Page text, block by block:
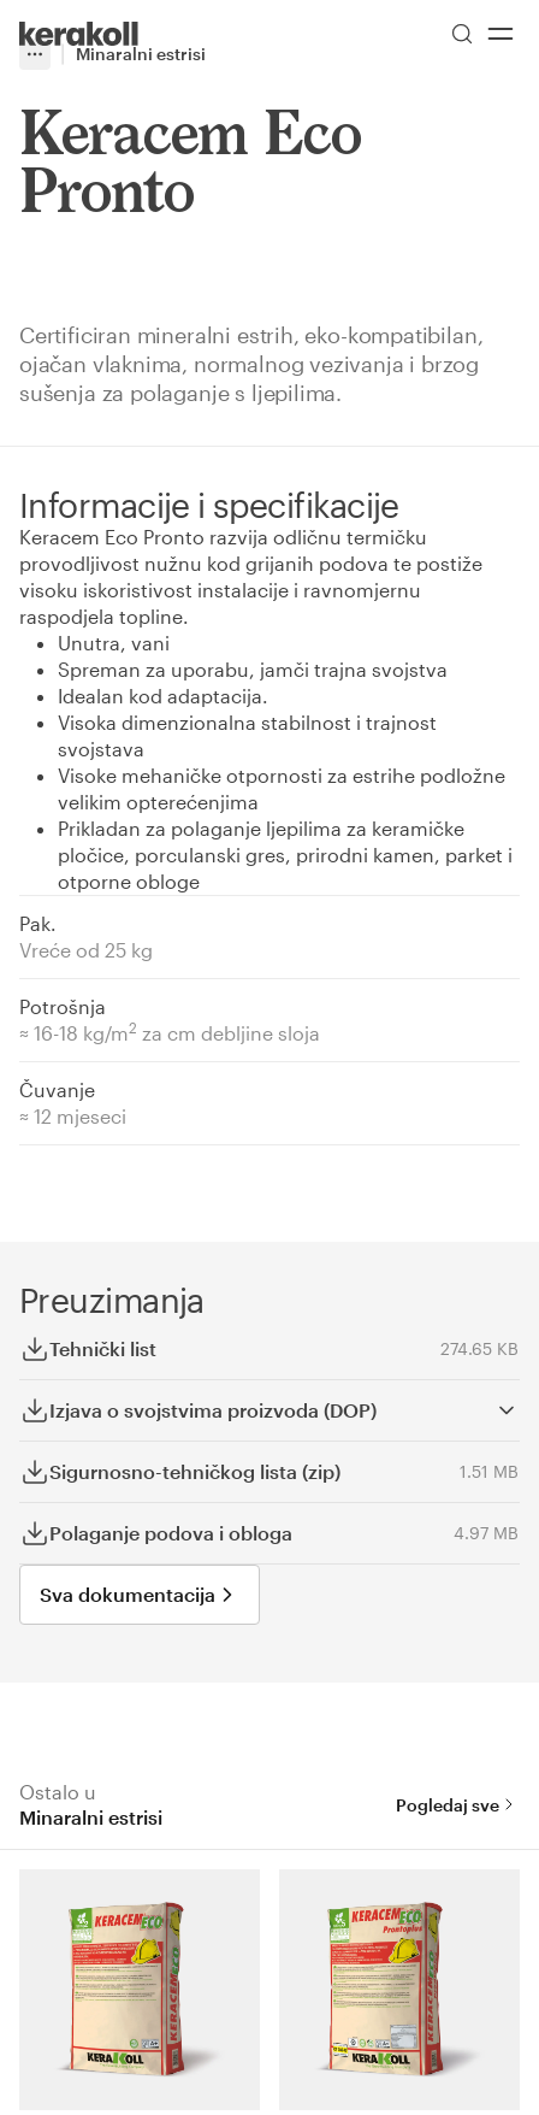
Go to Homepage
More
Toggle menu
Minaralni estrisi
Keracem Eco
Pronto
Certificiran mineralni estrih, eko-kompatibilan,
ojačan vlaknima, normalnog vezivanja i brzog
sušenja za polaganje s ljepilima.
Informacije i specifikacije
Keracem Eco Pronto razvija odličnu termičku
provodljivost nužnu kod grijanih podova te postiže
visoku iskoristivost instalacije i ravnomjernu
raspodjela topline.
Unutra, vani
Spreman za uporabu, jamči trajna svojstva
Idealan kod adaptacija.
Visoka dimenzionalna stabilnost i trajnost
svojstava
Visoke mehaničke otpornosti za estrihe podložne
velikim opterećenjima
Prikladan za polaganje ljepilima za keramičke
pločice, porculanski gres, prirodni kamen, parket i
otporne obloge
Pak.
Vreće od 25 kg
Potrošnja
≈ 16-18 kg/m2 za cm debljine sloja
Čuvanje
≈ 12 mjeseci
Preuzimanja
Tehnički list 274.65 KB
Izjava o svojstvima proizvoda (DOP)
Sigurnosno-tehničkog lista (zip) 1.51 MB
Polaganje podova i obloga 4.97 MB
Sva dokumentacija
Ostalo u
Minaralni estrisi
Pogledaj sve